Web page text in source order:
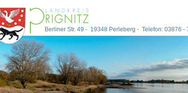
Berliner Str. 49 - 19348 Perleberg - Telefon: 03876